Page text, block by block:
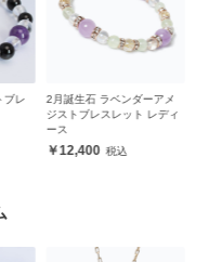
ブレ
2月誕生石 ラベンダーアメ
ジストブレスレット レディ
ース
12,400